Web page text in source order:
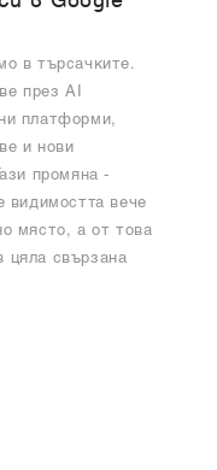
в търсачките.
през AI
платформи,
и нови
промяна -
видимостта вече
място, а от това
цяла свързана